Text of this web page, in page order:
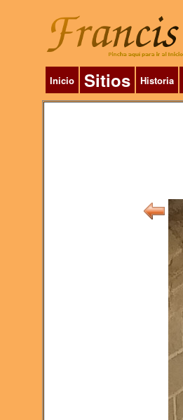
Inicio Sitios Historia